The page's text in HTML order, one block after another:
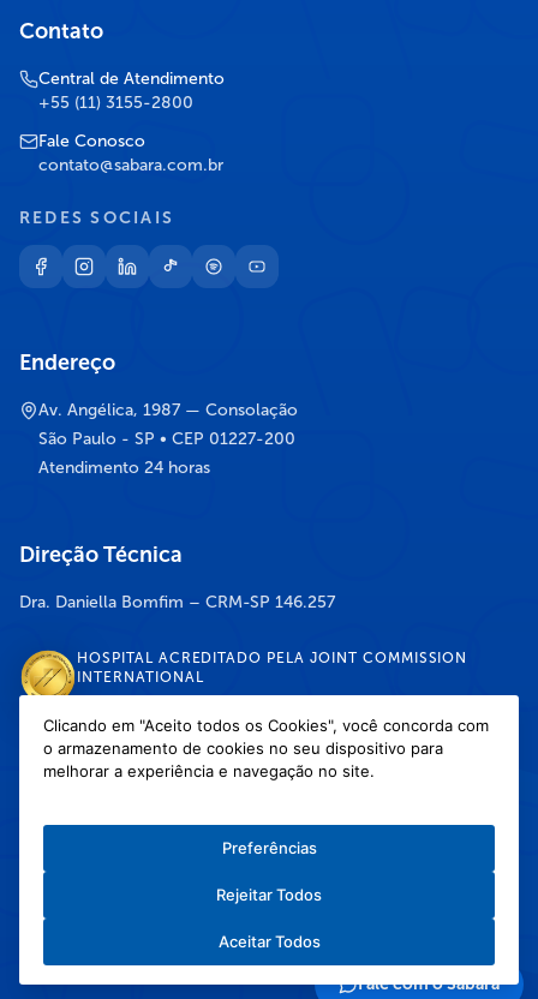
Fale com o Sabará
Contato
Central de Atendimento
+55 (11) 3155-2800
Fale Conosco
contato@sabara.com.br
REDES SOCIAIS
Endereço
Av. Angélica, 1987 — Consolação
São Paulo - SP • CEP 01227-200
Atendimento 24 horas
Direção Técnica
Dra. Daniella Bomfim – CRM-SP 146.257
HOSPITAL ACREDITADO PELA JOINT COMMISSION
INTERNATIONAL
DISPONÍVEL NAS LOJAS
Política de Cookies
Copyright © 2026 Hospital Infantil Sabará — Todos os direitos reservados.
Clicando em "Aceito todos os Cookies", você concorda com
o armazenamento de cookies no seu dispositivo para
melhorar a experiência e navegação no site.
Preferências
Rejeitar Todos
Aceitar Todos